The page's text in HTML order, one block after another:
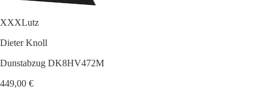
XXXLutz
Dieter Knoll
Dunstabzug DK8HV472M
449,00 €